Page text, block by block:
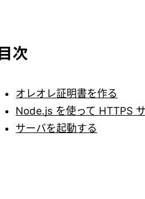
目次
オレオレ証明書を作る
Node.js を使って HTTPS
サーバを起動する